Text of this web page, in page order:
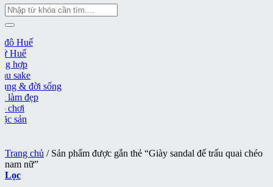
Tìm
kiếm:
Huế
Huế
hợp
sake
& đời sống
làm đẹp
chơi
sản
Trang chủ /Sản phẩm được gắn thẻ “Giày sandal đế trấu quai chéo
nam nữ”
Lọc